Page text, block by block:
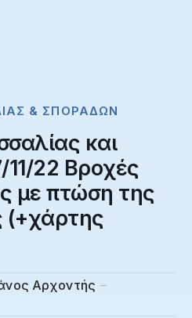
& ΣΠΟΡΆΔΩΝ
και
22 Βροχές
με πτώση της
(+χάρτης
Αρχοντής